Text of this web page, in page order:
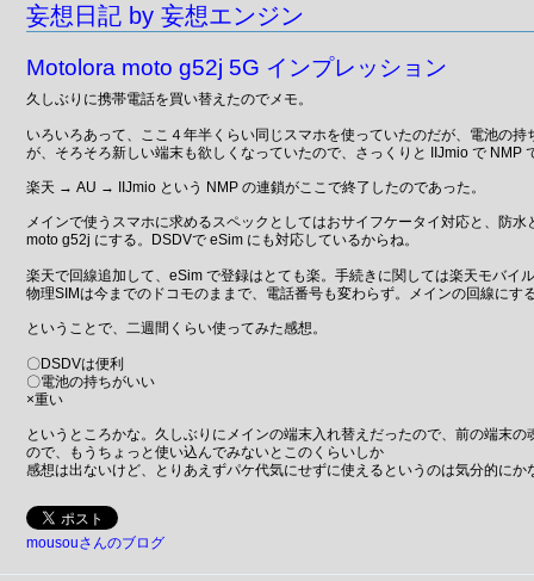
妄想日記 by 妄想エンジン
Motolora moto g52j 5G インプレッション
久しぶりに携帯電話を買い替えたのでメモ。
いろいろあって、ここ４年半くらい同じスマホを使っていたのだが、電池の
が、そろそろ新しい端末も欲しくなっていたので、さっくりと IIJmio で NMP
楽天 → AU → IIJmio という NMP の連鎖がここで終了したのであった。
メインで使うスマホに求めるスペックとしてはおサイフケータイ対応と、防
moto g52j にする。DSDVで eSim にも対応しているからね。
楽天で回線追加して、eSim で登録はとても楽。手続きに関しては楽天モバイ
物理SIMは今までのドコモのままで、電話番号も変わらず。メインの回線にす
ということで、二週間くらい使ってみた感想。
〇DSDVは便利
〇電池の持ちがいい
×重い
というところかな。久しぶりにメインの端末入れ替えだったので、前の端末
ので、もうちょっと使い込んでみないとこのくらいしか
感想は出ないけど、とりあえずパケ代気にせずに使えるというのは気分的に
mousouさんのブログ